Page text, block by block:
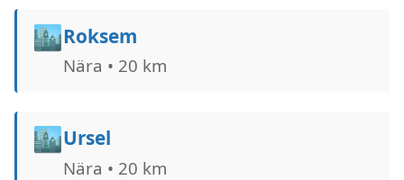
🏙️Roksem
Nära • 20 km
🏙️Ursel
Nära • 20 km